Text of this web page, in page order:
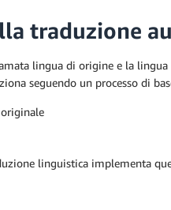
traduzione
lingua di origine e la
seguendo un processo di
linguistica implementa